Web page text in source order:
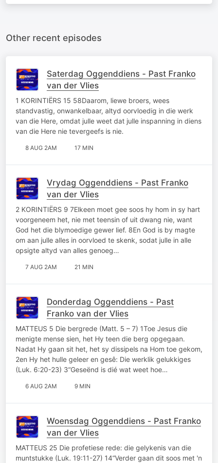
Other recent episodes
Saterdag Oggenddiens - Past Franko
van der Vlies
1 KORINTIËRS 15 58Daarom, liewe broers, wees
standvastig, onwankelbaar, altyd oorvloedig in die werk
van die Here, omdat julle weet dat julle inspanning in diens
van die Here nie tevergeefs is nie.
8 AUG 2AM 17 MIN
Vrydag Oggenddiens - Past Franko
van der Vlies
2 KORINTIËRS 9 7Elkeen moet gee soos hy hom in sy hart
voorgeneem het, nie met teensin of uit dwang nie, want
God het die blymoedige gewer lief. 8En God is by magte
om aan julle alles in oorvloed te skenk, sodat julle in alle
opsigte altyd van alles genoeg…
7 AUG 2AM 21 MIN
Donderdag Oggenddiens - Past
Franko van der Vlies
MATTEUS 5 Die bergrede (Matt. 5 – 7) 1Toe Jesus die
menigte mense sien, het Hy teen die berg opgegaan.
Nadat Hy gaan sit het, het sy dissipels na Hom toe gekom,
2en Hy het hulle geleer en gesê: Die werklik gelukkiges
(Luk. 6:20-23) 3“Geseënd is dié wat weet hoe…
6 AUG 2AM 9 MIN
Woensdag Oggenddiens - Past Franko
van der Vlies
MATTEUS 25 Die profetiese rede: die gelykenis van die
muntstukke (Luk. 19:11-27) 14“Verder gaan dit soos met 'n